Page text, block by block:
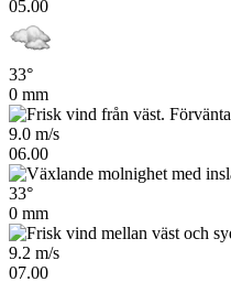
05.00
33°
0 mm
9.0 m/s
06.00
33°
0 mm
9.2 m/s
07.00